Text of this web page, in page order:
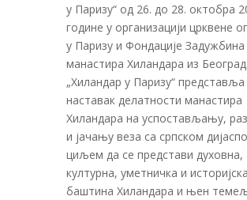
у Паризу“ од 26. до 28. октобра
године у организацији црквене
у Паризу и Фондације
манастира Хиландара из
„Хиландар у Паризу“ представља
наставак делатности манастира
Хиландара на успостављању,
и јачању веза са српском
циљем да се представи духовна,
културна, уметничка и историјска
баштина Хиландара и њен